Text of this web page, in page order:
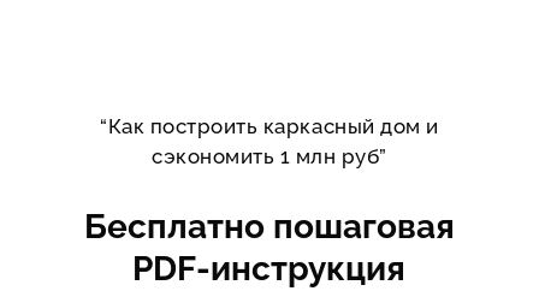
“Как построить каркасный дом и
сэкономить 1 млн руб”
Бесплатно пошаговая
PDF-инструкция